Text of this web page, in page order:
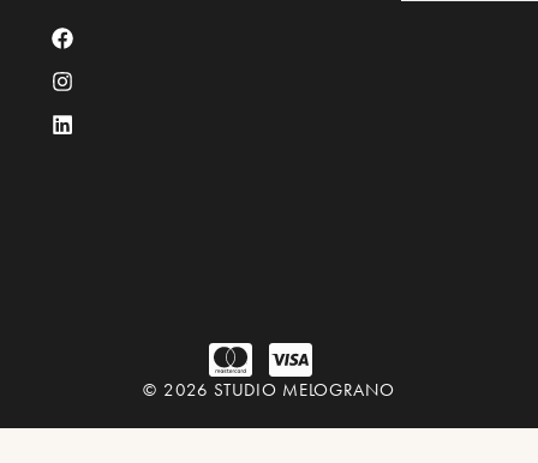
© 2026 STUDIO MELOGRANO